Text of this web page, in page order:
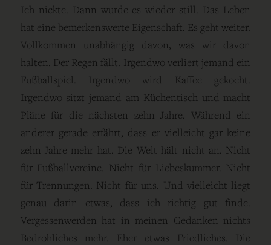
Ich nickte. Dann wurde es wieder still. Das Leben
hat eine bemerkenswerte Eigenschaft. Es geht weiter.
Vollkommen unabhängig davon, was wir davon
halten. Der Regen fällt. Irgendwo verliert jemand ein
Fußballspiel. Irgendwo wird Kaffee gekocht.
Irgendwo sitzt jemand am Küchentisch und macht
Pläne für die nächsten zehn Jahre. Während ein
anderer gerade erfährt, dass er vielleicht gar keine
zehn Jahre mehr hat. Die Welt hält nicht an. Nicht
für Fußballvereine. Nicht für Liebeskummer. Nicht
für Trennungen. Nicht für uns. Und vielleicht liegt
genau darin etwas, dass ich richtig gut finde.
Vergessenwerden hat in meinen Gedanken nichts
Bedrohliches mehr. Eher etwas Friedliches. Die